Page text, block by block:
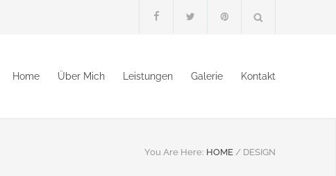
Home Über Mich Leistungen Galerie Kontakt
You Are Here: HOME / DESIGN